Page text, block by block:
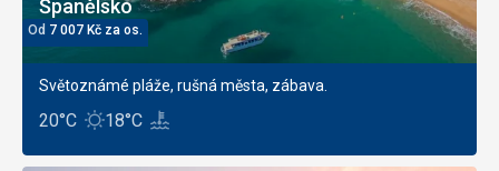
Španělsko
Od 7 007 Kč za os.
Světoznámé pláže, rušná města, zábava.
20°C 18°C